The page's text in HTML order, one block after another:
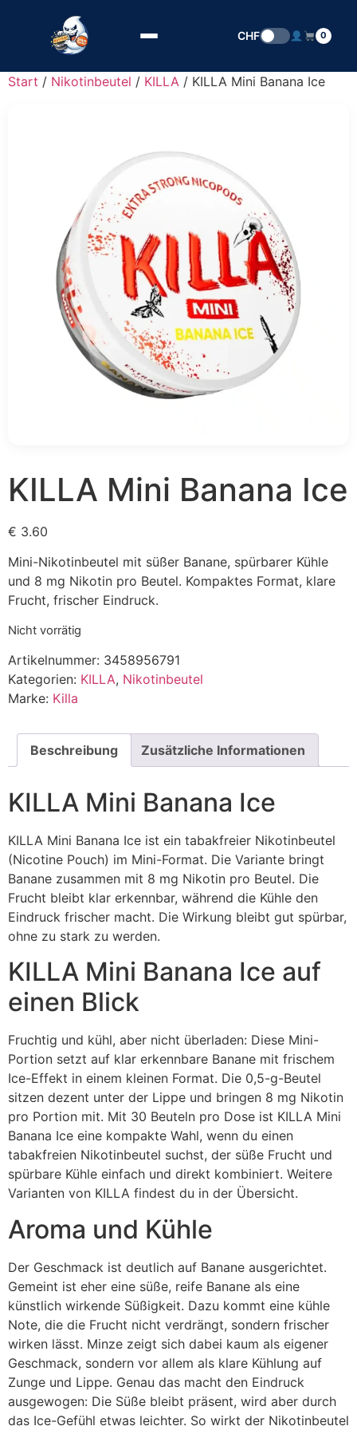
CHF 0
Start / Nikotinbeutel / KILLA / KILLA Mini Banana Ice
KILLA Mini Banana Ice
€ 3.60
Mini-Nikotinbeutel mit süßer Banane, spürbarer Kühle
und 8 mg Nikotin pro Beutel. Kompaktes Format, klare
Frucht, frischer Eindruck.
Nicht vorrätig
Artikelnummer: 3458956791
Kategorien: KILLA, Nikotinbeutel
Marke: Killa
Beschreibung Zusätzliche Informationen
KILLA Mini Banana Ice
KILLA Mini Banana Ice ist ein tabakfreier Nikotinbeutel
(Nicotine Pouch) im Mini-Format. Die Variante bringt
Banane zusammen mit 8 mg Nikotin pro Beutel. Die
Frucht bleibt klar erkennbar, während die Kühle den
Eindruck frischer macht. Die Wirkung bleibt gut spürbar,
ohne zu stark zu werden.
KILLA Mini Banana Ice auf
einen Blick
Fruchtig und kühl, aber nicht überladen: Diese Mini-
Portion setzt auf klar erkennbare Banane mit frischem
Ice-Effekt in einem kleinen Format. Die 0,5-g-Beutel
sitzen dezent unter der Lippe und bringen 8 mg Nikotin
pro Portion mit. Mit 30 Beuteln pro Dose ist KILLA Mini
Banana Ice eine kompakte Wahl, wenn du einen
tabakfreien Nikotinbeutel suchst, der süße Frucht und
spürbare Kühle einfach und direkt kombiniert. Weitere
Varianten von KILLA findest du in der Übersicht.
Aroma und Kühle
Der Geschmack ist deutlich auf Banane ausgerichtet.
Gemeint ist eher eine süße, reife Banane als eine
künstlich wirkende Süßigkeit. Dazu kommt eine kühle
Note, die die Frucht nicht verdrängt, sondern frischer
wirken lässt. Minze zeigt sich dabei kaum als eigener
Geschmack, sondern vor allem als klare Kühlung auf
Zunge und Lippe. Genau das macht den Eindruck
ausgewogen: Die Süße bleibt präsent, wird aber durch
das Ice-Gefühl etwas leichter. So wirkt der Nikotinbeutel